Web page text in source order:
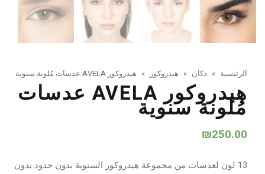
الرئيسية » دكان » هيدروكور » هيدروكور AVELA عدسات مُلونة سنوية
هيدروكور AVELA عدسات
مُلونة سنوية
₪250.00
13 لون لعدسات من مجموعة هيدروكور السنوية بدون حدود بدون